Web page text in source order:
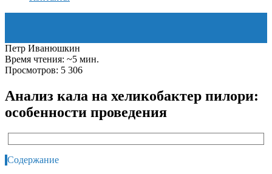
Петр Иванюшкин
Время чтения: ~5 мин.
Просмотров: 5 306
Анализ кала на хеликобактер пилори:
особенности проведения
Содержание